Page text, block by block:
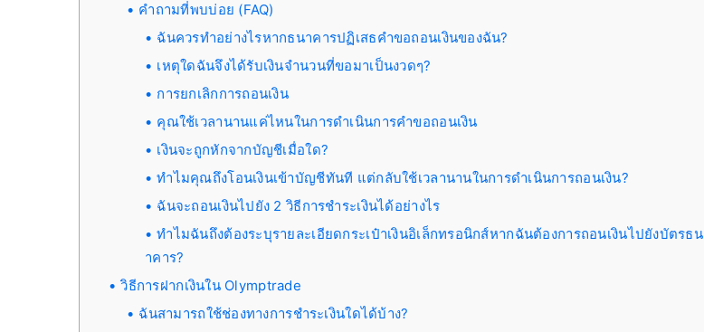
คำถามที่พบบ่อย (FAQ)
ฉันควรทำอย่างไรหากธนาคารปฏิเสธคำขอถอนเงินของฉัน?
เหตุใดฉันจึงได้รับเงินจำนวนที่ขอมาเป็นงวดๆ?
การยกเลิกการถอนเงิน
คุณใช้เวลานานแค่ไหนในการดำเนินการคำขอถอนเงิน
เงินจะถูกหักจากบัญชีเมื่อใด?
ทำไมคุณถึงโอนเงินเข้าบัญชีทันที แต่กลับใช้เวลานานในการดำเนินการถอนเงิน?
ฉันจะถอนเงินไปยัง 2 วิธีการชำระเงินได้อย่างไร
ทำไมฉันถึงต้องระบุรายละเอียดกระเป๋าเงินอิเล็กทรอนิกส์หากฉันต้องการถอนเงินไปยังบัตรธน
าคาร?
วิธีการฝากเงินใน Olymptrade
ฉันสามารถใช้ช่องทางการชำระเงินใดได้บ้าง?